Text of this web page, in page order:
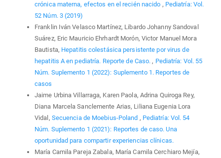
crónica materna, efectos en el recién nacido , Pediatría: Vol.
52 Núm. 3 (2019)
Franklin Iván Velasco Martínez, Libardo Johanny Sandoval
Suárez, Eric Mauricio Ehrhardt Morón, Victor Manuel Mora
Bautista, Hepatitis colestásica persistente por virus de
hepatitis A en pediatría. Reporte de Caso., Pediatría: Vol. 55
Núm. Suplemento 1 (2022): Suplemento 1. Reportes de
casos
Jaime Urbina Villarraga, Karen Paola, Adrina Quiroga Rey,
Diana Marcela Sanclemente Arias, Liliana Eugenia Lora
Vidal, Secuencia de Moebius-Poland , Pediatría: Vol. 54
Núm. Suplemento 1 (2021): Reportes de caso. Una
oportunidad para compartir experiencias clínicas.
María Camila Pareja Zabala, María Camila Cerchiaro Mejía,